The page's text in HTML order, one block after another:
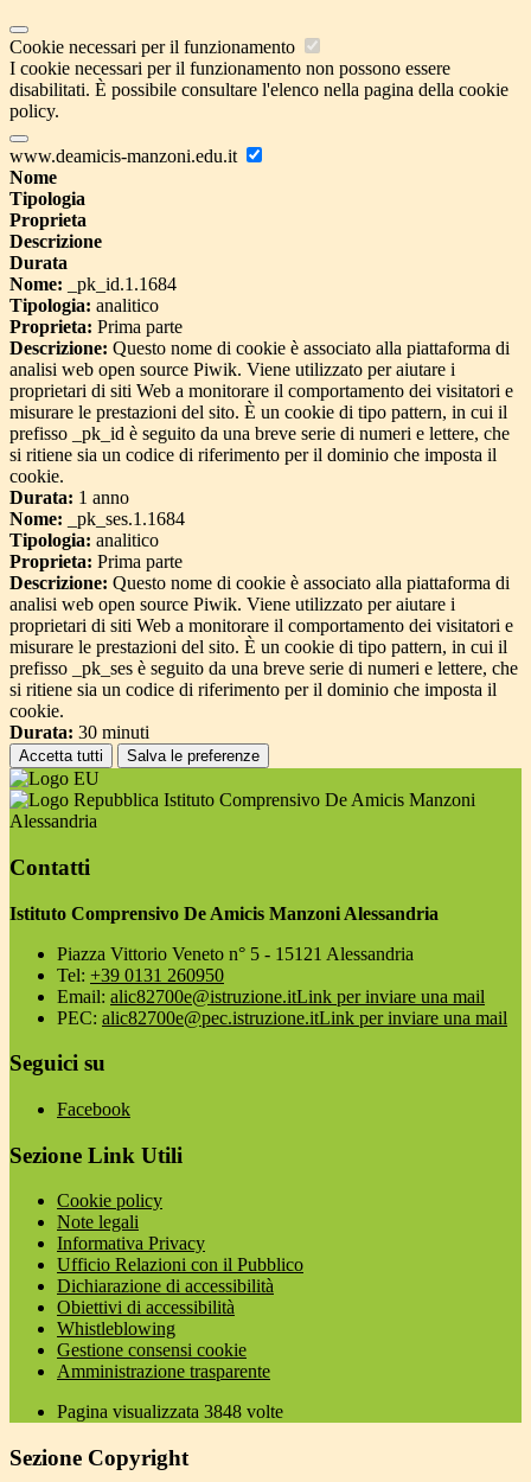
Cookie necessari per il funzionamento
I cookie necessari per il funzionamento non possono essere
disabilitati. È possibile consultare l'elenco nella pagina della cookie
policy.
www.deamicis-manzoni.edu.it
Nome
Tipologia
Proprieta
Descrizione
Durata
Nome: _pk_id.1.1684
Tipologia: analitico
Proprieta: Prima parte
Descrizione: Questo nome di cookie è associato alla piattaforma di
analisi web open source Piwik. Viene utilizzato per aiutare i
proprietari di siti Web a monitorare il comportamento dei visitatori e
misurare le prestazioni del sito. È un cookie di tipo pattern, in cui il
prefisso _pk_id è seguito da una breve serie di numeri e lettere, che
si ritiene sia un codice di riferimento per il dominio che imposta il
cookie.
Durata: 1 anno
Nome: _pk_ses.1.1684
Tipologia: analitico
Proprieta: Prima parte
Descrizione: Questo nome di cookie è associato alla piattaforma di
analisi web open source Piwik. Viene utilizzato per aiutare i
proprietari di siti Web a monitorare il comportamento dei visitatori e
misurare le prestazioni del sito. È un cookie di tipo pattern, in cui il
prefisso _pk_ses è seguito da una breve serie di numeri e lettere, che
si ritiene sia un codice di riferimento per il dominio che imposta il
cookie.
Durata: 30 minuti
Accetta tutti Salva le preferenze
Istituto Comprensivo De Amicis Manzoni
Alessandria
Contatti
Istituto Comprensivo De Amicis Manzoni Alessandria
Piazza Vittorio Veneto n° 5 - 15121 Alessandria
Tel: +39 0131 260950
Email: alic82700e@istruzione.itLink per inviare una mail
PEC: alic82700e@pec.istruzione.itLink per inviare una mail
Seguici su
Facebook
Sezione Link Utili
Cookie policy
Note legali
Informativa Privacy
Ufficio Relazioni con il Pubblico
Dichiarazione di accessibilità
Obiettivi di accessibilità
Whistleblowing
Gestione consensi cookie
Amministrazione trasparente
Pagina visualizzata 3848 volte
Sezione Copyright